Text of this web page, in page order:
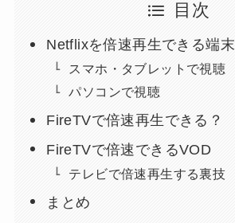
目次
Netflixを倍速再生できる端末
スマホ・タブレットで視聴
パソコンで視聴
FireTVで倍速再生できる？
FireTVで倍速できるVOD
テレビで倍速再生する裏技
まとめ